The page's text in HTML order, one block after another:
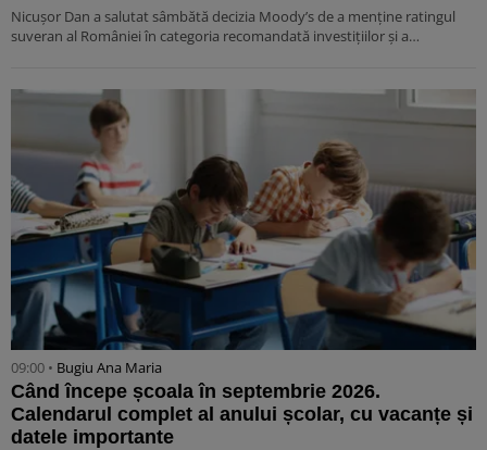
Nicușor Dan a salutat sâmbătă decizia Moody’s de a menține ratingul
suveran al României în categoria recomandată investițiilor și a…
09:00 • Bugiu ⁠Ana Maria
Când începe școala în septembrie 2026.
Calendarul complet al anului școlar, cu vacanțe și
datele importante